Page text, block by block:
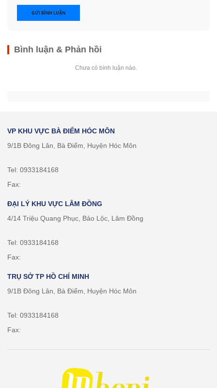
GỬI BÌNH LUẬN
Bình luận & Phản hồi
Chưa có bình luận nào.
VP KHU VỰC BÀ ĐIỂM HÓC MÔN
9/1B Đông Lân, Bà Điểm, Huyện Hóc Môn
Tel: 0933184168
Fax:
ĐẠI LÝ KHU VỰC LÂM ĐỒNG
4/14 Triệu Quang Phục, Bảo Lộc, Lâm Đồng
Tel: 0933184168
Fax:
TRỤ SỞ TP HỒ CHÍ MINH
9/1B Đông Lân, Bà Điểm, Huyện Hóc Môn
Tel: 0933184168
Fax: